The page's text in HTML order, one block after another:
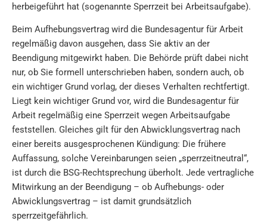
herbeigeführt hat (sogenannte Sperrzeit bei Arbeitsaufgabe).
Beim Aufhebungsvertrag wird die Bundesagentur für Arbeit
regelmäßig davon ausgehen, dass Sie aktiv an der
Beendigung mitgewirkt haben. Die Behörde prüft dabei nicht
nur, ob Sie formell unterschrieben haben, sondern auch, ob
ein wichtiger Grund vorlag, der dieses Verhalten rechtfertigt.
Liegt kein wichtiger Grund vor, wird die Bundesagentur für
Arbeit regelmäßig eine Sperrzeit wegen Arbeitsaufgabe
feststellen. Gleiches gilt für den Abwicklungsvertrag nach
einer bereits ausgesprochenen Kündigung: Die frühere
Auffassung, solche Vereinbarungen seien „sperrzeitneutral“,
ist durch die BSG-Rechtsprechung überholt. Jede vertragliche
Mitwirkung an der Beendigung – ob Aufhebungs- oder
Abwicklungsvertrag – ist damit grundsätzlich
sperrzeitgefährlich.